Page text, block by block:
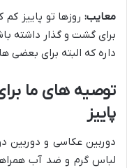
معایب: روزها تو پاییز
برای گشت و گذار داشته
داره که البته برای
توصیه های ما
پاییز
دوربین عکاسی و دوربین
لباس گرم و ضد آب